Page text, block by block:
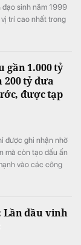
đạo sinh năm 1999
trí cao nhất trong
gần 1.000 tỷ
tỷ đưa
được tạp
được ghi nhận nhờ
mà còn tạo dấu ấn
vào các công
Lần đầu vinh